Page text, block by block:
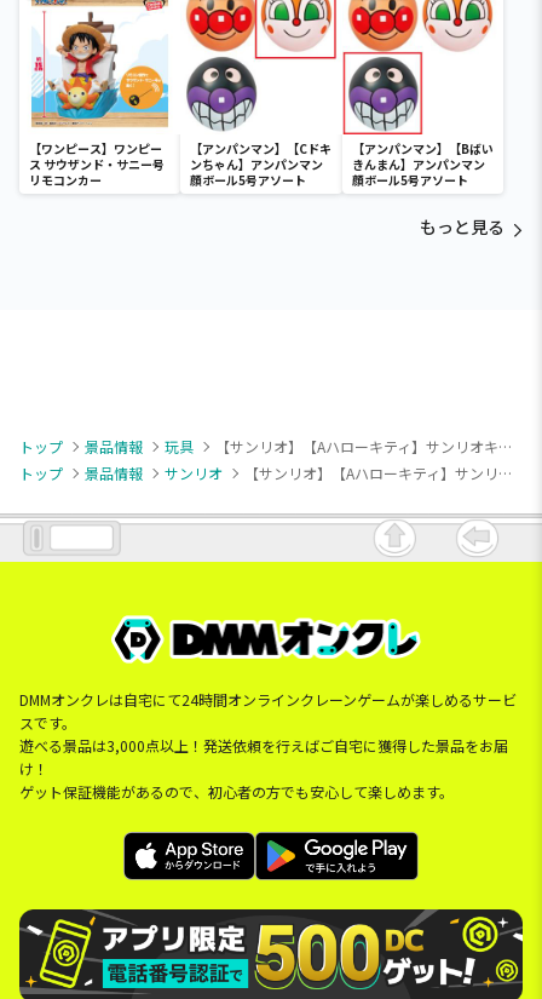
【ワンピース】ワンピー
ス サウザンド・サニー号
リモコンカー
【アンパンマン】【Cドキ
ンちゃん】アンパンマン
顔ボール5号アソート
【アンパンマン】【Bばい
きんまん】アンパンマン
顔ボール5号アソート
もっと見る
トップ 景品情報 玩具
【サンリオ】【Aハローキティ】サンリオキャラクターズ ピューロランドコラボレーション ライブキャラパペット
トップ
景品情報 サンリオ 【サンリオ】【Aハローキティ】サンリオキャラクターズ ピューロランドコラボレーション ライブキャラパペット
DMMオンクレは自宅にて24時間オンラインクレーンゲームが楽しめるサービ
スです。
遊べる景品は3,000点以上！発送依頼を行えばご自宅に獲得した景品をお届
け！
ゲット保証機能があるので、初心者の方でも安心して楽しめます。